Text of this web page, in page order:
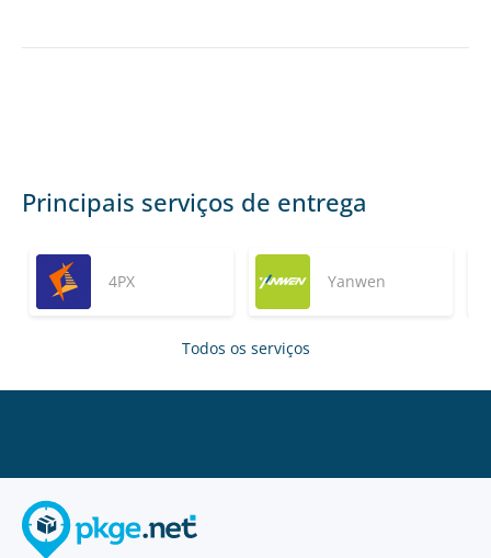
Principais serviços de entrega
4PX Yanwen
Todos os serviços